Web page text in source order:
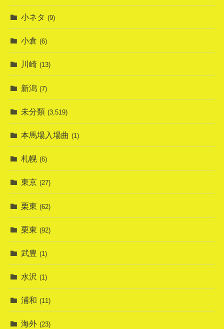
小ネタ (9)
小倉 (6)
川崎 (13)
新潟 (7)
未分類 (3,519)
本馬場入場曲 (1)
札幌 (6)
東京 (27)
栗東 (62)
栗東 (92)
武豊 (1)
水沢 (1)
浦和 (11)
海外 (23)